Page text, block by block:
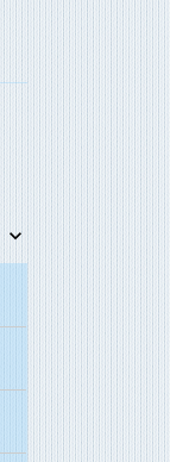
keyboard_arrow_down